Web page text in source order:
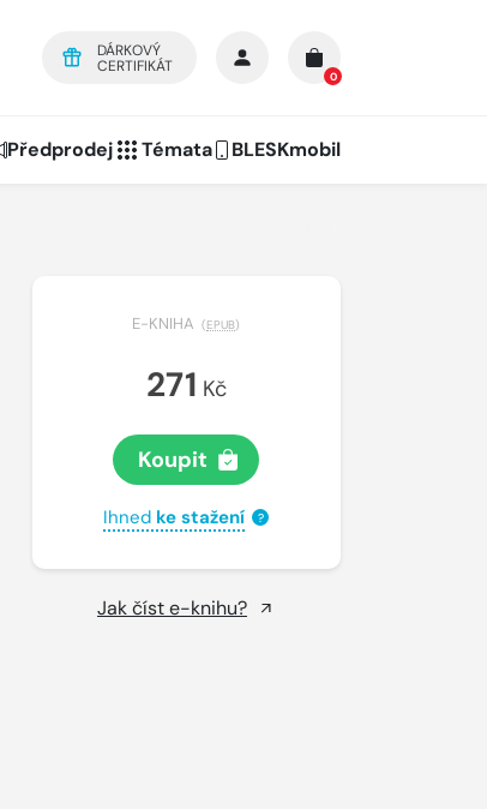
DÁRKOVÝ
CERTIFIKÁT
0
Předprodej Témata BLESKmobil
E-KNIHA (EPUB)
271 Kč
Koupit
Ihned ke stažení ?
Jak číst e-knihu?